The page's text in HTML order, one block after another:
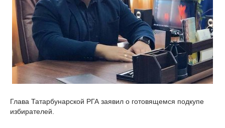
Глава Татарбунарской РГА заявил о готовящемся подкупе
избирателей.